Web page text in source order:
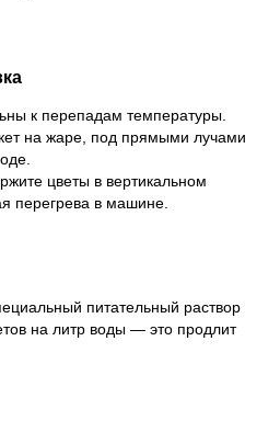
к перепадам температуры.
на жаре, под прямыми лучами
цветы в вертикальном
перегрева в машине.
питательный раствор
на литр воды — это продлит